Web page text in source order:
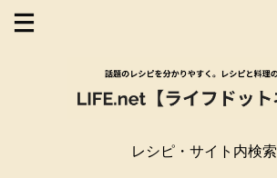
レシピ・サイト内検索